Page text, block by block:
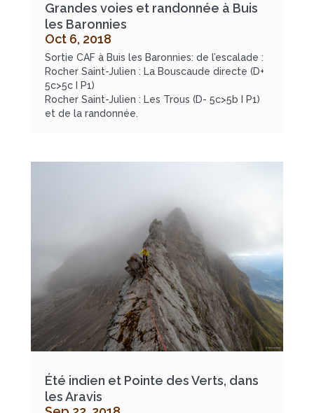
Grandes voies et randonnée à Buis
les Baronnies
Oct 6, 2018
Sortie CAF à Buis les Baronnies: de l’escalade :
Rocher Saint-Julien : La Bouscaude directe (D+
5c>5c I P1)
Rocher Saint-Julien : Les Trous (D- 5c>5b I P1)
et de la randonnée.
Été indien et Pointe des Verts, dans
les Aravis